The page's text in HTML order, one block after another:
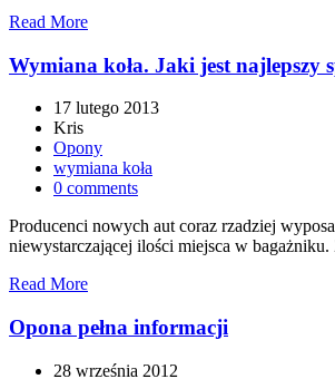
Read More
Wymiana koła. Jaki jest najlepszy
17 lutego 2013
Kris
Opony
wymiana koła
0 comments
Producenci nowych aut coraz rzadziej
niewystarczającej ilości miejsca w
Read More
Opona pełna informacji
28 września 2012